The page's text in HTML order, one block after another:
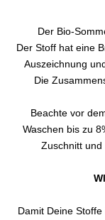
Der Bio-
Der Stoff hat eine
Auszeichnung
Die
Beachte vor
Waschen bis zu
Zuschnitt und
Damit Deine